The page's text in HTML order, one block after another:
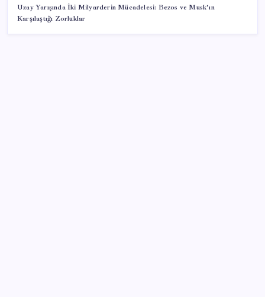
Uzay Yarışında İki Milyarderin Mücadelesi: Bezos ve Musk’ın
Karşılaştığı Zorluklar